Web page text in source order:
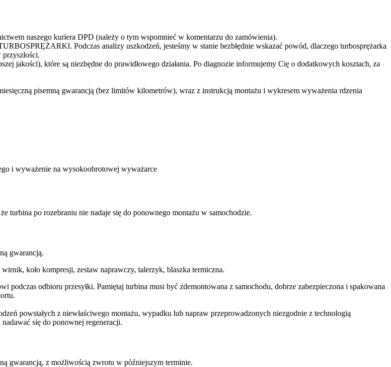
naszego kuriera DPD (należy o tym wspomnieć w komentarzu do zamówienia).
Podczas analizy uszkodzeń, jesteśmy w stanie bezbłędnie wskazać powód, dlaczego turbosprężarka
jakości), które są niezbędne do prawidłowego działania. Po diagnozie informujemy Cię o dodatkowych kosztach, za
pisemną gwarancją (bez limitów kilometrów), wraz z instrukcją montażu i wykresem wyważenia rdzenia
i wyważenie na wysokoobrotowej wyważarce
turbina po rozebraniu nie nadaje się do ponownego montażu w samochodzie.
gwarancją.
koło kompresji, zestaw naprawczy, talerzyk, blaszka termiczna.
podczas odbioru przesyłki. Pamiętaj turbina musi być zdemontowana z samochodu, dobrze zabezpieczona i spakowana
powstałych z niewłaściwego montażu, wypadku lub napraw przeprowadzonych niezgodnie z technologią
się do ponownej regeneracji.
gwarancją, z możliwością zwrotu w późniejszym terminie.